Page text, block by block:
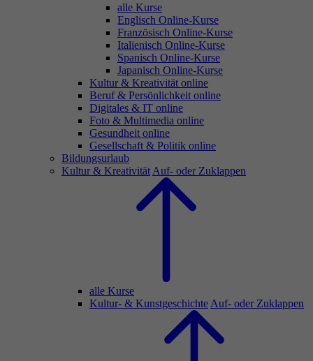
alle Kurse
Englisch Online-Kurse
Französisch Online-Kurse
Italienisch Online-Kurse
Spanisch Online-Kurse
Japanisch Online-Kurse
Kultur & Kreativität online
Beruf & Persönlichkeit online
Digitales & IT online
Foto & Multimedia online
Gesundheit online
Gesellschaft & Politik online
Bildungsurlaub
Kultur & Kreativität Auf- oder Zuklappen
alle Kurse
Kultur- & Kunstgeschichte Auf- oder Zuklappen